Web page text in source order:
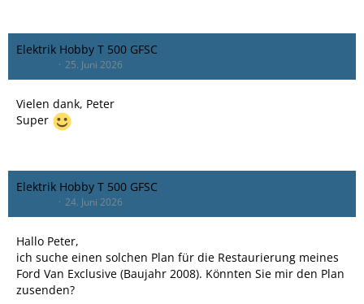
Elektrik Hobby T 500 GFSC
25. Juni 2026
Vielen dank, Peter
Super
Elektrik Hobby T 500 GFSC
24. Juni 2026
Hallo Peter,
ich suche einen solchen Plan für die Restaurierung meines
Ford Van Exclusive (Baujahr 2008). Könnten Sie mir den Plan
zusenden?